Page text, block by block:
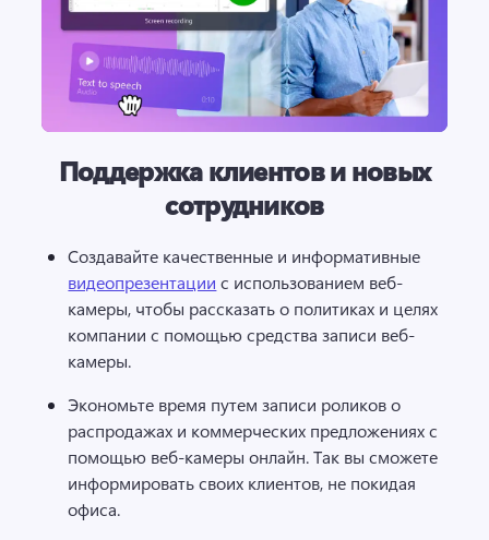
Поддержка клиентов и новых
сотрудников
Создавайте качественные и информативные
видеопрезентации с использованием веб-
камеры, чтобы рассказать о политиках и целях
компании с помощью средства записи веб-
камеры.
Экономьте время путем записи роликов о
распродажах и коммерческих предложениях с
помощью веб-камеры онлайн. Так вы сможете
информировать своих клиентов, не покидая
офиса.